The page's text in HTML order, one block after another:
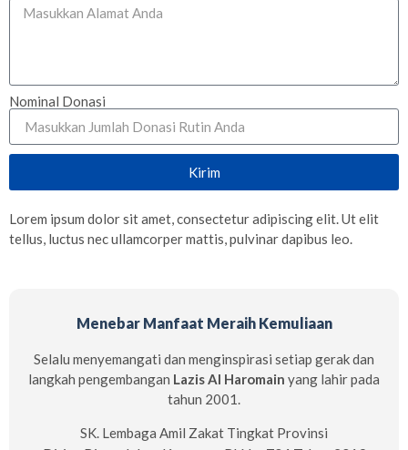
Nominal Donasi
Kirim
Lorem ipsum dolor sit amet, consectetur adipiscing elit. Ut elit
tellus, luctus nec ullamcorper mattis, pulvinar dapibus leo.
Menebar Manfaat Meraih Kemuliaan
Selalu menyemangati dan menginspirasi setiap gerak dan
langkah pengembangan Lazis Al Haromain yang lahir pada
tahun 2001.
SK. Lembaga Amil Zakat Tingkat Provinsi